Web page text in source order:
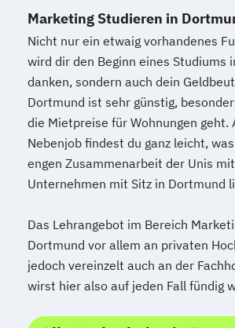
Marketing Studieren in
Nicht nur ein etwaig vorhandenes
wird dir den Beginn eines Studiums
danken, sondern auch dein
Dortmund ist sehr günstig,
die Mietpreise für Wohnungen geht.
Nebenjob findest du ganz leicht,
engen Zusammenarbeit der Unis
Unternehmen mit Sitz in Dortmund
Das Lehrangebot im Bereich
Dortmund vor allem an privaten
jedoch vereinzelt auch an der
wirst hier also auf jeden Fall fündig